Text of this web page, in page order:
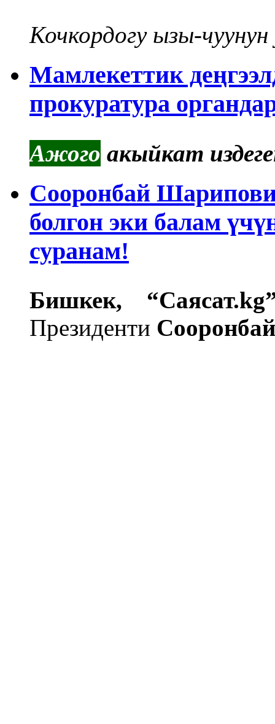
Кочкордогу ызы-
Мамлекеттик
прокуратура
Ажого акыйкат
Сооронбай
болгон эки балам
суранам!
Бишкек,
Президенти